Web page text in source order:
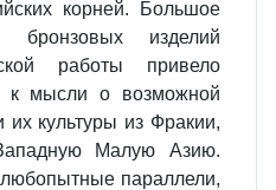
корней. Большое
бронзовых изделий
работы привело
к мысли о возможной
их культуры из Фракии,
Малую Азию.
параллели,